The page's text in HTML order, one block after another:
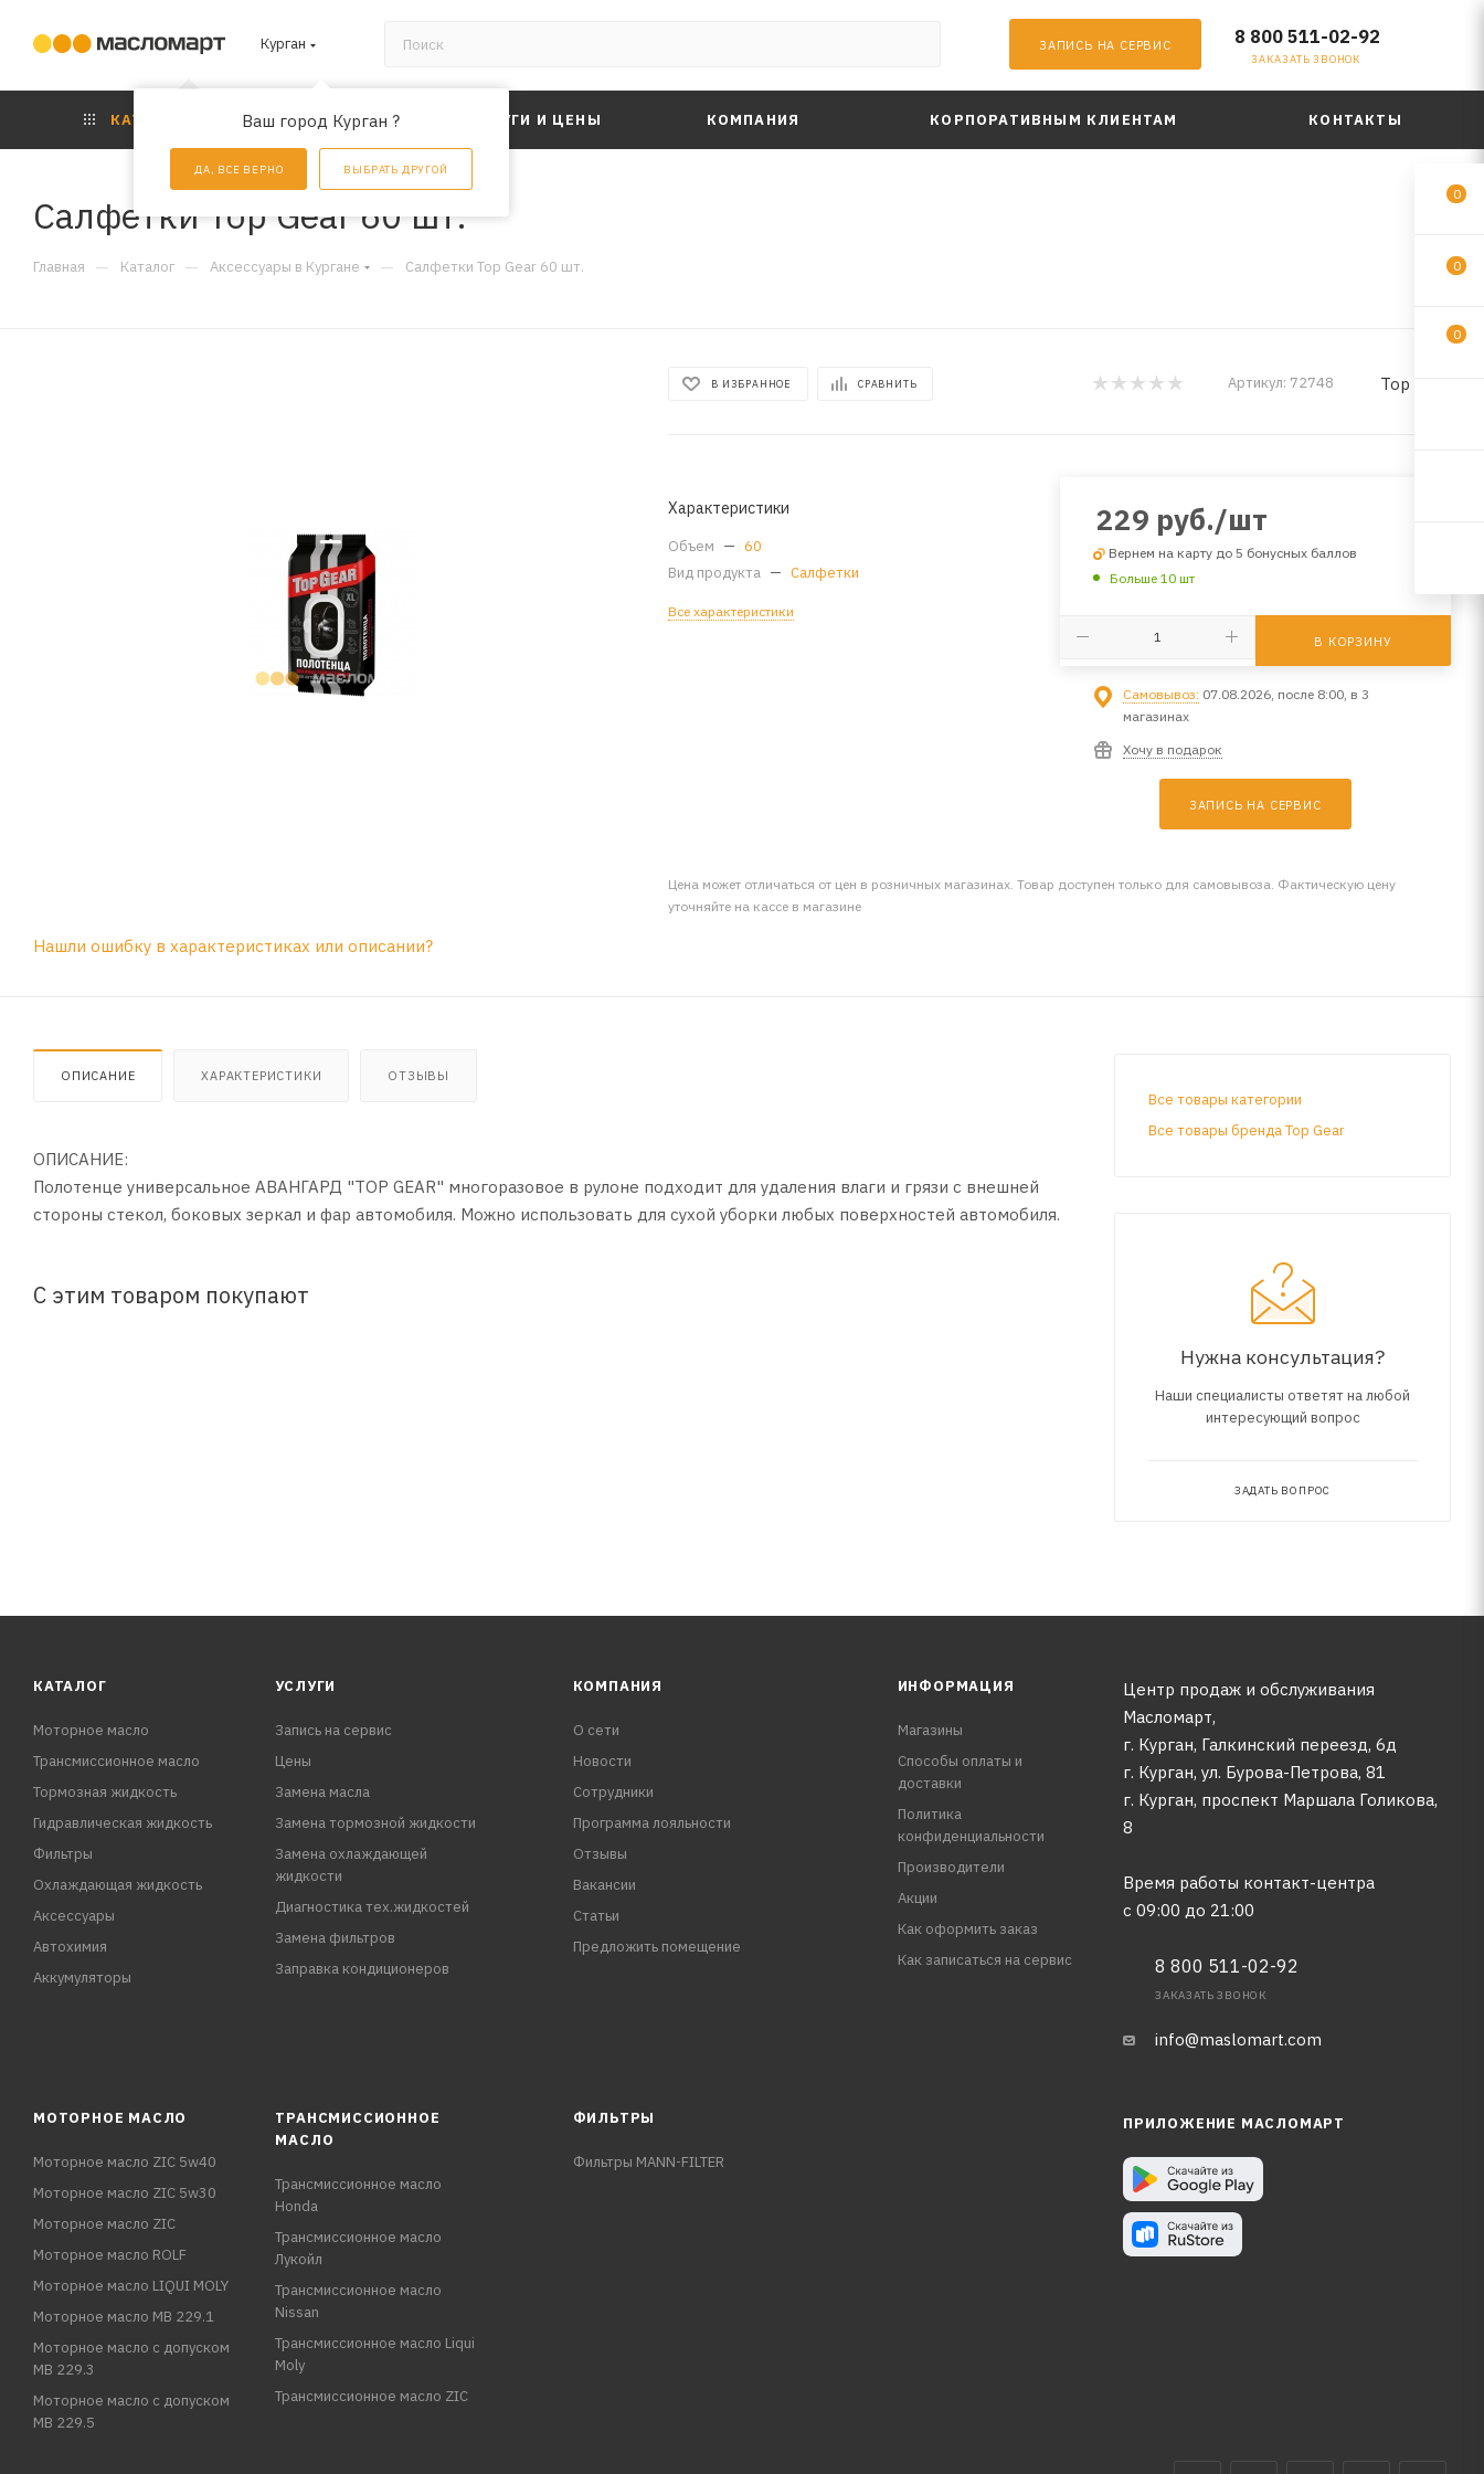
Курган
Ваш город Курган ?
ДА, ВСЕ ВЕРНО ВЫБРАТЬ ДРУГОЙ
ЗАПИСЬ НА СЕРВИС 8 800 511-02-92
ЗАКАЗАТЬ ЗВОНОК
КАТАЛОГ АКЦИИ УСЛУГИ И ЦЕНЫ КОМПАНИЯ КОРПОРАТИВНЫМ КЛИЕНТАМ КОНТАКТЫ
Салфетки Top Gear 60 шт.
Главная — Каталог — Аксессуары в Кургане — Салфетки Top Gear 60 шт.
В ИЗБРАННОЕ СРАВНИТЬ Артикул: 72748 Top Gear
Характеристики
Объем — 60
Вид продукта — Салфетки
Все характеристики
229 руб./шт
Вернем на карту до 5 бонусных баллов
Больше 10 шт
В КОРЗИНУ
Самовывоз: 07.08.2026, после 8:00, в 3
магазинах
Хочу в подарок
ЗАПИСЬ НА СЕРВИС
Цена может отличаться от цен в розничных магазинах. Товар доступен только для самовывоза. Фактическую цену
уточняйте на кассе в магазине
Нашли ошибку в характеристиках или описании?
ОПИСАНИЕ ХАРАКТЕРИСТИКИ ОТЗЫВЫ
ОПИСАНИЕ:
Полотенце универсальное АВАНГАРД "TOP GEAR" многоразовое в рулоне подходит для удаления влаги и грязи с внешней
стороны стекол, боковых зеркал и фар автомобиля. Можно использовать для сухой уборки любых поверхностей автомобиля.
С этим товаром покупают
Все товары категории
Все товары бренда Top Gear
Нужна консультация?
Наши специалисты ответят на любой
интересующий вопрос
ЗАДАТЬ ВОПРОС
КАТАЛОГ
Моторное масло
Трансмиссионное масло
Тормозная жидкость
Гидравлическая жидкость
Фильтры
Охлаждающая жидкость
Аксессуары
Автохимия
Аккумуляторы
УСЛУГИ
Запись на сервис
Цены
Замена масла
Замена тормозной жидкости
Замена охлаждающей
жидкости
Диагностика тех.жидкостей
Замена фильтров
Заправка кондиционеров
КОМПАНИЯ
О сети
Новости
Сотрудники
Программа лояльности
Отзывы
Вакансии
Статьи
Предложить помещение
ИНФОРМАЦИЯ
Магазины
Способы оплаты и
доставки
Политика
конфиденциальности
Производители
Акции
Как оформить заказ
Как записаться на сервис
Центр продаж и обслуживания
Масломарт,
г. Курган, Галкинский переезд, 6д
г. Курган, ул. Бурова-Петрова, 81
г. Курган, проспект Маршала Голикова,
8
Время работы контакт-центра
с 09:00 до 21:00
8 800 511-02-92
ЗАКАЗАТЬ ЗВОНОК
info@maslomart.com
МОТОРНОЕ МАСЛО
Моторное масло ZIC 5w40
Моторное масло ZIC 5w30
Моторное масло ZIC
Моторное масло ROLF
Моторное масло LIQUI MOLY
Моторное масло MB 229.1
Моторное масло с допуском
MB 229.3
Моторное масло с допуском
MB 229.5
ТРАНСМИССИОННОЕ
МАСЛО
Трансмиссионное масло
Honda
Трансмиссионное масло
Лукойл
Трансмиссионное масло
Nissan
Трансмиссионное масло Liqui
Moly
Трансмиссионное масло ZIC
ФИЛЬТРЫ
Фильтры MANN-FILTER
ПРИЛОЖЕНИЕ МАСЛОМАРТ
0
0
0